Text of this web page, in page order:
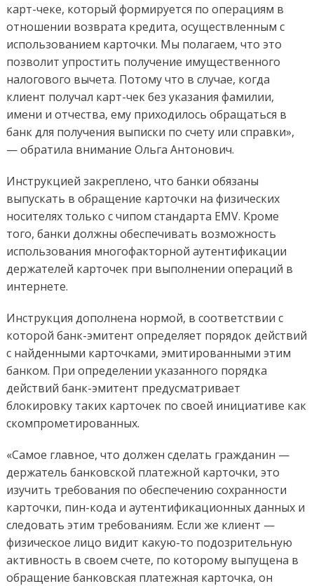
карт-чеке, который формируется по операциям в
отношении возврата кредита, осуществленным с
использованием карточки. Мы полагаем, что это
позволит упростить получение имущественного
налогового вычета. Потому что в случае, когда
клиент получал карт-чек без указания фамилии,
имени и отчества, ему приходилось обращаться в
банк для получения выписки по счету или справки»,
— обратила внимание Ольга Антонович.
Инструкцией закреплено, что банки обязаны
выпускать в обращение карточки на физических
носителях только с чипом стандарта EMV. Кроме
того, банки должны обеспечивать возможность
использования многофакторной аутентификации
держателей карточек при выполнении операций в
интернете.
Инструкция дополнена нормой, в соответствии с
которой банк-эмитент определяет порядок действий
с найденными карточками, эмитированными этим
банком. При определении указанного порядка
действий банк-эмитент предусматривает
блокировку таких карточек по своей инициативе как
скомпрометированных.
«Самое главное, что должен сделать гражданин —
держатель банковской платежной карточки, это
изучить требования по обеспечению сохранности
карточки, пин-кода и аутентификационных данных и
следовать этим требованиям. Если же клиент —
физическое лицо видит какую-то подозрительную
активность в своем счете, по которому выпущена в
обращение банковская платежная карточка, он